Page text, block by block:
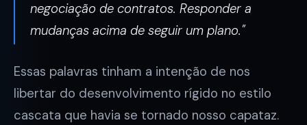
negociação de contratos. Responder a
mudanças acima de seguir um plano."
Essas palavras tinham a intenção de nos
libertar do desenvolvimento rígido no estilo
cascata que havia se tornado nosso capataz.